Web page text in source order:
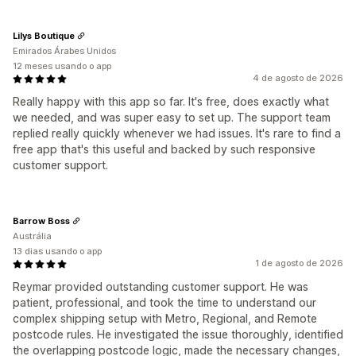
4 de agosto de 2026
Really happy with this app so far. It's free, does exactly what
we needed, and was super easy to set up. The support team
replied really quickly whenever we had issues. It's rare to find a
free app that's this useful and backed by such responsive
customer support.
Lilys Boutique
Emirados Árabes Unidos
12 meses usando o app
1 de agosto de 2026
Reymar provided outstanding customer support. He was
patient, professional, and took the time to understand our
complex shipping setup with Metro, Regional, and Remote
postcode rules. He investigated the issue thoroughly, identified
the overlapping postcode logic, made the necessary changes,
Barrow Boss
Austrália
13 dias usando o app